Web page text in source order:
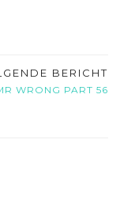
BERICHT
WRONG PART 56